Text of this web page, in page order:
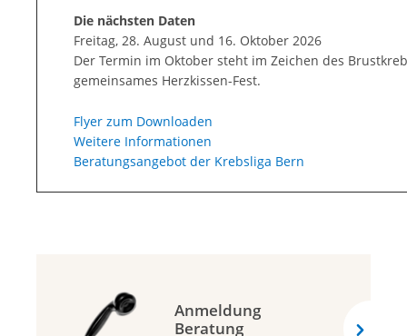
Die nächsten Daten
Freitag, 28. August und 16. Oktober 2026
Der Termin im Oktober steht im Zeichen des
gemeinsames Herzkissen-Fest.
Flyer zum Downloaden
Weitere Informationen
Beratungsangebot der Krebsliga Bern
Anmeldung
Beratung